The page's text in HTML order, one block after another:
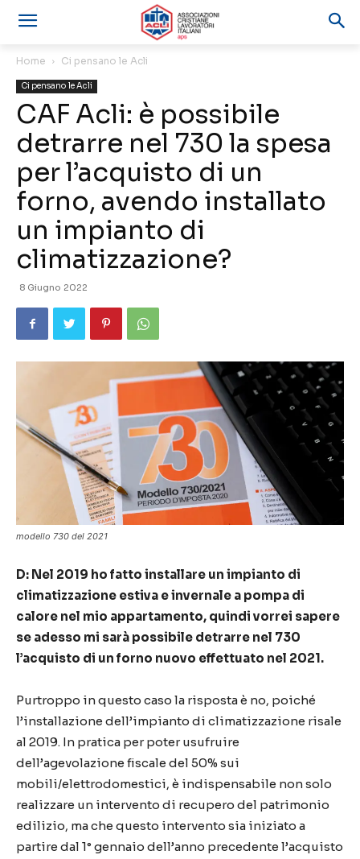
Home Ci pensano le Acli
Ci pensano le Acli
CAF Acli: è possibile
detrarre nel 730 la spesa
per l’acquisto di un
forno, avendo installato
un impianto di
climatizzazione?
8 Giugno 2022
modello 730 del 2021
D: Nel 2019 ho fatto installare un impianto di
climatizzazione estiva e invernale a pompa di
calore nel mio appartamento, quindi vorrei sapere
se adesso mi sarà possibile detrarre nel 730
l’acquisto di un forno nuovo effettuato nel 2021.
Purtroppo in questo caso la risposta è no, poiché
l’installazione dell’impianto di climatizzazione risale
al 2019. In pratica per poter usufruire
dell’agevolazione fiscale del 50% sui
mobili/elettrodomestici, è indispensabile non solo
realizzare un intervento di recupero del patrimonio
edilizio, ma che questo intervento sia iniziato a
partire dal 1° gennaio dell’anno precedente l’acquisto